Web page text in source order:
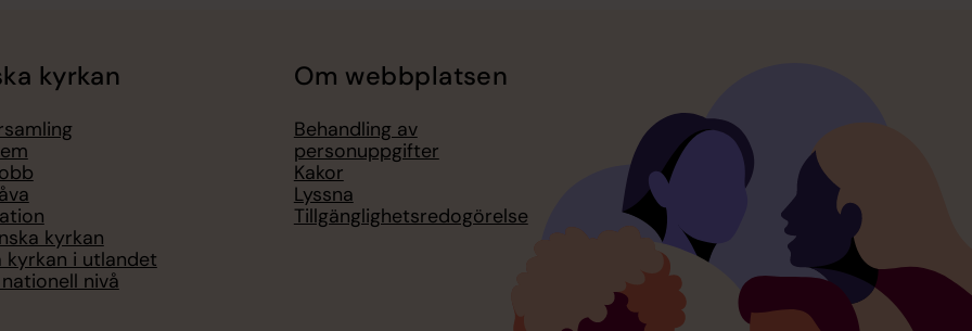
kyrkan
kyrkan
kyrkan i utlandet
nivå
Om webbplatsen
Behandling av
personuppgifter
Kakor
Lyssna
Tillgänglighetsredogörelse